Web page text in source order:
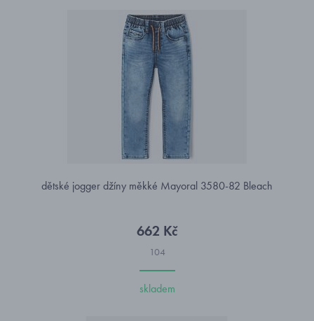
dětské jogger džíny měkké Mayoral 3580-82 Bleach
662 Kč
104
skladem